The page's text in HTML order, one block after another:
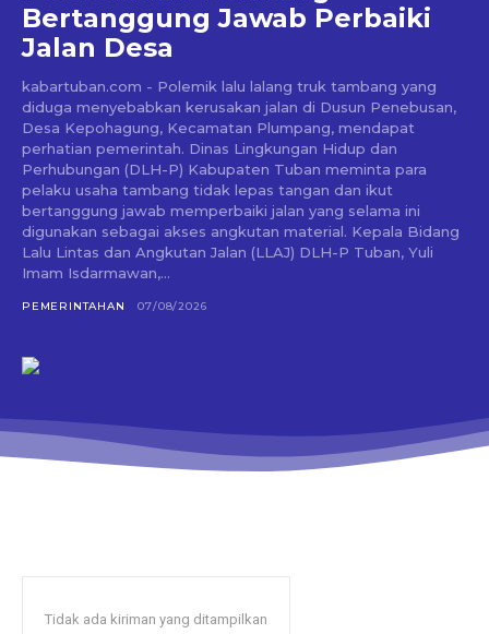
Bertanggung Jawab Perbaiki
Jalan Desa
kabartuban.com - Polemik lalu lalang truk tambang yang
diduga menyebabkan kerusakan jalan di Dusun Penebusan,
Desa Kepohagung, Kecamatan Plumpang, mendapat
perhatian pemerintah. Dinas Lingkungan Hidup dan
Perhubungan (DLH-P) Kabupaten Tuban meminta para
pelaku usaha tambang tidak lepas tangan dan ikut
bertanggung jawab memperbaiki jalan yang selama ini
digunakan sebagai akses angkutan material. Kepala Bidang
Lalu Lintas dan Angkutan Jalan (LLAJ) DLH-P Tuban, Yuli
Imam Isdarmawan,...
PEMERINTAHAN 07/08/2026
Tidak ada kiriman yang ditampilkan